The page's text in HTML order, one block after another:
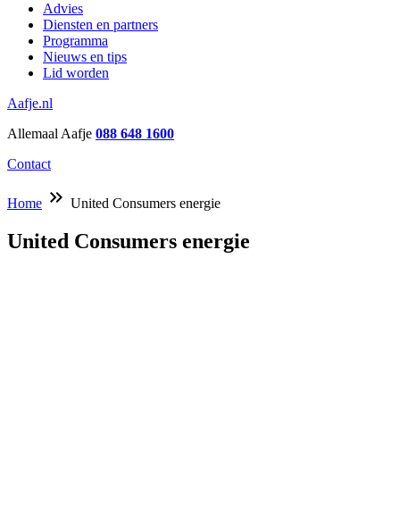
Advies
Diensten en partners
Programma
Nieuws en tips
Lid worden
Aafje.nl
Allemaal Aafje 088 648 1600
Contact
Home keyboard_double_arrow_right United Consumers energie
United Consumers energie